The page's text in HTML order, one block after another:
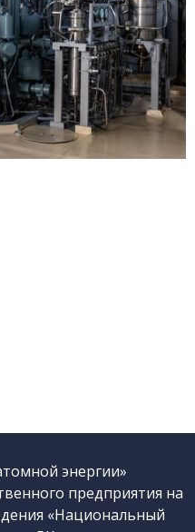
Транспортировка ЯМ,
ИИИ, РВ, РАО
Хранение ЯМ, ИИИ, РВ, РАО
Радиационный контроль
Дезактивация
Деятельность в сфере
архитектуры,
градостроительства и
энергии»
предприятия на
«Национальный